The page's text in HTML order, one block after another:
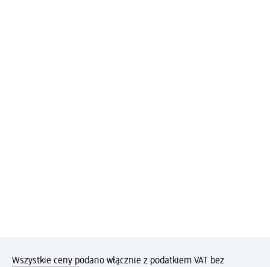
Wszystkie ceny podano włącznie z podatkiem VAT bez